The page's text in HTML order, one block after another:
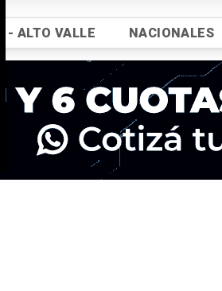
- ALTO VALLE NACIONALES